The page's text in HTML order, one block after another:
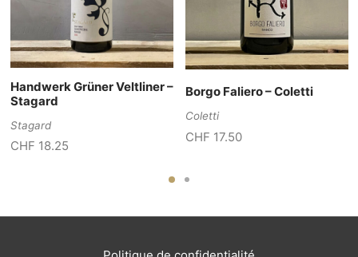
Handwerk Grüner Veltliner –
Stagard
Stagard
CHF 18.25
Borgo Faliero – Coletti
Coletti
CHF 17.50